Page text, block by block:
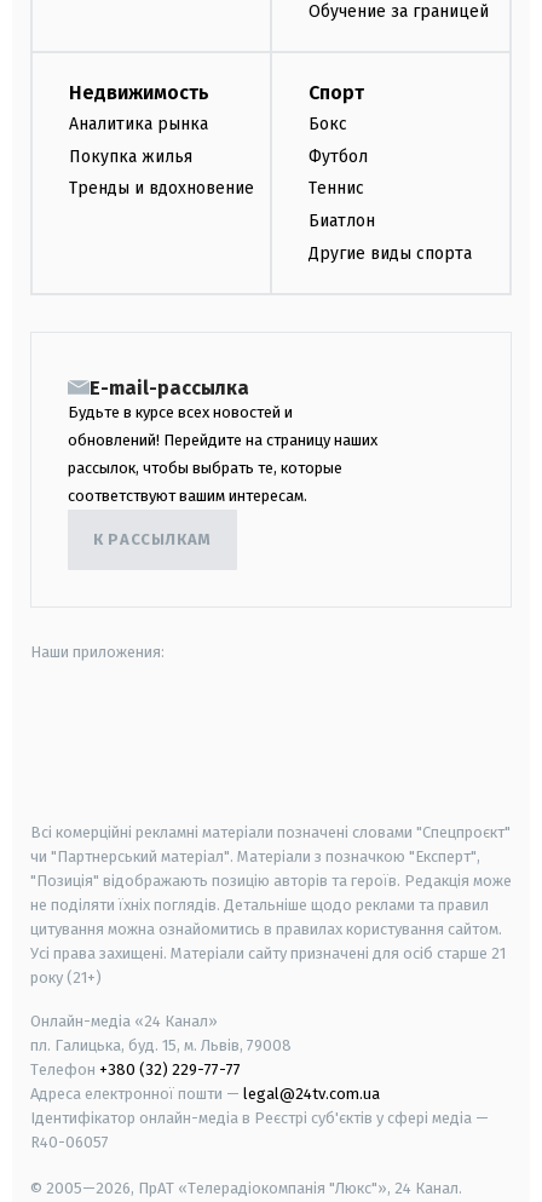
Обучение за границей
Недвижимость
Аналитика рынка
Покупка жилья
Тренды и вдохновение
Спорт
Бокс
Футбол
Теннис
Биатлон
Другие виды спорта
E-mail-рассылка
Будьте в курсе всех новостей и
обновлений! Перейдите на страницу наших
рассылок, чтобы выбрать те, которые
соответствуют вашим интересам.
К РАССЫЛКАМ
Наши приложения:
Всі комерційні рекламні матеріали позначені словами "Спецпроєкт"
чи "Партнерський матеріал". Матеріали з позначкою "Експерт",
"Позиція" відображають позицію авторів та героїв. Редакція може
не поділяти їхніх поглядів. Детальніше щодо реклами та правил
цитування можна ознайомитись в правилах користування сайтом.
Усі права захищені. Матеріали сайту призначені для осіб старше 21
року (21+)
Онлайн-медіа «24 Канал»
пл. Галицька, буд. 15, м. Львів, 79008
Телефон +380 (32) 229-77-77
Адреса електронної пошти — legal@24tv.com.ua
Ідентифікатор онлайн-медіа в Реєстрі суб'єктів у сфері медіа —
R40-06057
© 2005—2026, ПрАТ «Телерадіокомпанія "Люкс"», 24 Канал.